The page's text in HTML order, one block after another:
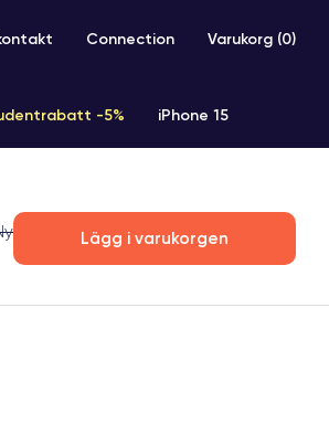
Connection Varukorg (0)
-5% iPhone 15
Lägg i varukorgen